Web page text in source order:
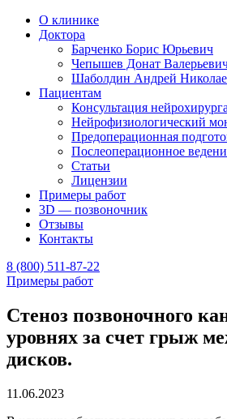
О клинике
Доктора
Барченко Борис Юрьевич
Чепышев Донат
Шаболдин Андрей
Пациентам
Консультация нейрохирурга
Нейрофизиологический
Предоперационная
Послеоперационное
Статьи
Лицензии
Примеры работ
3D — позвоночник
Отзывы
Контакты
8 (800) 511-87-22
Примеры работ
Стеноз позвоночного
уровнях за счет грыж
дисков.
11.06.2023